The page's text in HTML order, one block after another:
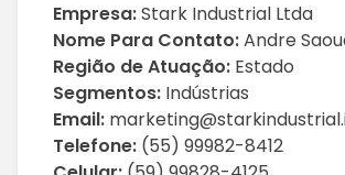
Empresa:Stark Industrial Ltda
Nome Para Contato:Andre
Região de Atuação: Estado
Segmentos: Indústrias
Email:
Telefone: (55) 99982-8412